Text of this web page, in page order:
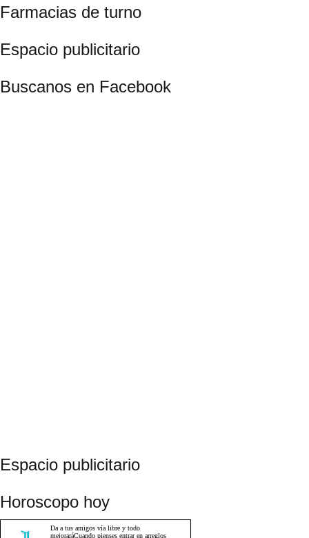
Farmacias de turno
Espacio publicitario
Buscanos en Facebook
Espacio publicitario
Horoscopo hoy